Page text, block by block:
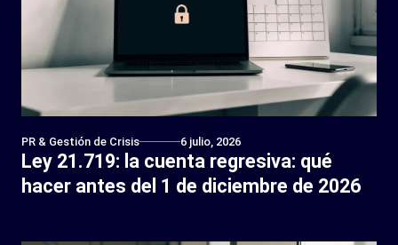
PR & Gestión de Crisis 6 julio, 2026
Ley 21.719: la cuenta regresiva: qué
hacer antes del 1 de diciembre de 2026